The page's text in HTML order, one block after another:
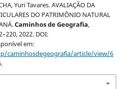
Yuri Tavares. AVALIAÇÃO DA
DO PATRIMÔNIO NATURAL
Caminhos de Geografia,
2022. DOI:
em:
caminhosdegeografia/article/view/6